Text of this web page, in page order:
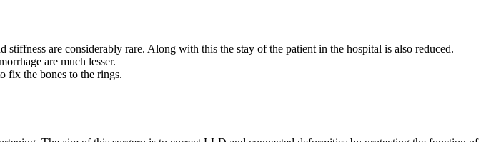
are considerably rare. Along with this the stay of the patient in the hospital is also reduced.
are much lesser.
fix the bones to the rings.